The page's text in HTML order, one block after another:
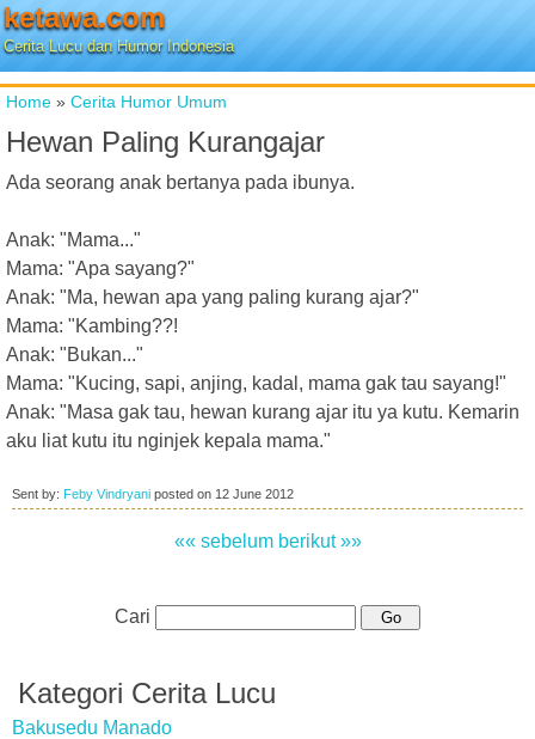
ketawa.com
Cerita Lucu dan Humor Indonesia
Home » Cerita Humor Umum
Hewan Paling Kurangajar
Ada seorang anak bertanya pada ibunya.
Anak: "Mama..."
Mama: "Apa sayang?"
Anak: "Ma, hewan apa yang paling kurang ajar?"
Mama: "Kambing??!
Anak: "Bukan..."
Mama: "Kucing, sapi, anjing, kadal, mama gak tau sayang!"
Anak: "Masa gak tau, hewan kurang ajar itu ya kutu. Kemarin
aku liat kutu itu nginjek kepala mama."
Sent by: Feby Vindryani posted on 12 June 2012
«« sebelum berikut »»
Cari
Kategori Cerita Lucu
Bakusedu Manado